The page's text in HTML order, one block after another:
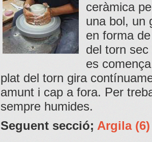
ceràmica
una bol, un
en forma
del torn sec
es
plat del torn gira
amunt i cap a fora. Per
sempre humides.
Seguent secció; Argila